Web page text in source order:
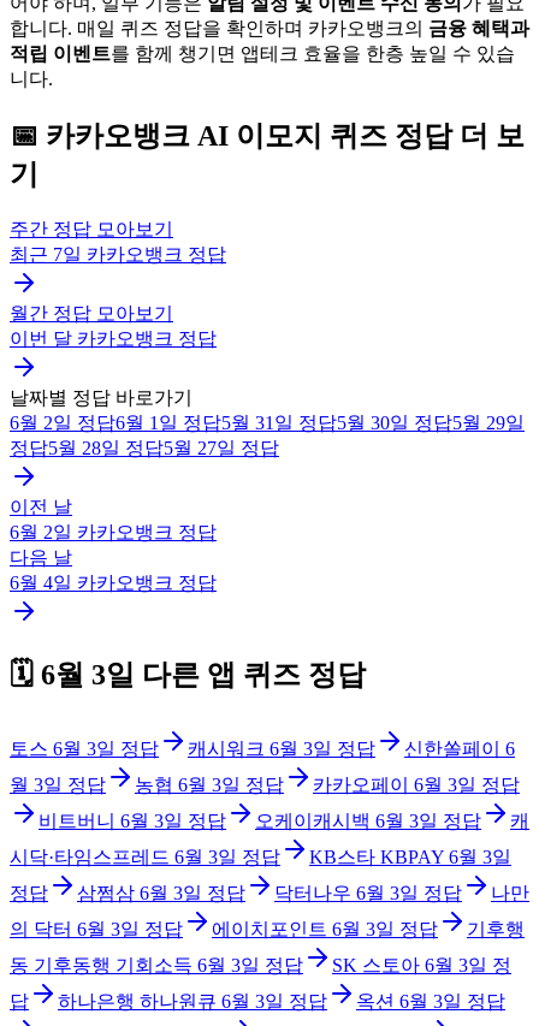
합니다. 매일 퀴즈 정답을 확인하며 카카오뱅크의 금융 혜택과
적립 이벤트를 함께 챙기면 앱테크 효율을 한층 높일 수 있습
니다.
📅 카카오뱅크 AI 이모지 퀴즈 정답 더 보
기
주간 정답 모아보기
최근 7일 카카오뱅크 정답
월간 정답 모아보기
이번 달 카카오뱅크 정답
날짜별 정답 바로가기
6월 2일 정답6월 1일 정답5월 31일 정답5월 30일 정답5월 29일
정답5월 28일 정답5월 27일 정답
이전 날
6월 2일 카카오뱅크 정답
다음 날
6월 4일 카카오뱅크 정답
🗓️ 6월 3일 다른 앱 퀴즈 정답
토스 6월 3일 정답 캐시워크 6월 3일 정답 신한쏠페이
6
월 3일 정답 농협 6월 3일 정답 카카오페이 6월 3일 정답
비트버니 6월 3일 정답 오케이캐시백 6월 3일 정답
캐
시닥·타임스프레드 6월 3일 정답 KB스타 KBPAY 6월 3일
정답
삼쩜삼 6월 3일 정답 닥터나우 6월 3일 정답
나만
의 닥터 6월 3일 정답 에이치포인트 6월 3일 정답
기후행
동 기후동행 기회소득 6월 3일 정답 SK 스토아 6월 3일 정
답
하나은행 하나원큐 6월 3일 정답 옥션 6월 3일 정답